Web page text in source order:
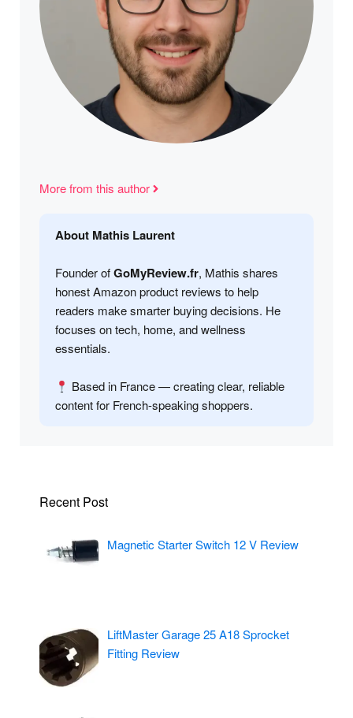
More from this author
About Mathis Laurent
Founder ofGoMyReview.fr, Mathis shares
honest Amazon product reviews to help
readers make smarter buying decisions. He
focuses on tech, home, and wellness
essentials.
Based in France — creating clear, reliable
content for French-speaking shoppers.
Recent Post
Magnetic Starter Switch 12 V Review
LiftMaster Garage 25 A18 Sprocket
Fitting Review